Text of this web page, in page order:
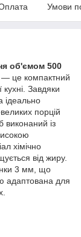
Умови
об'ємом 500
— це компактний
Завдяки
ідеально
порцій
виконаний із
хімічно
від жиру.
3 мм, що
адаптована для